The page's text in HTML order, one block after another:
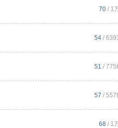
70 / 1
54 /
51 /
57 /
68 / 1